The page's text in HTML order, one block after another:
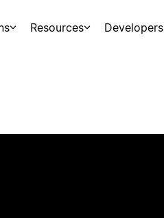
Resources Developers